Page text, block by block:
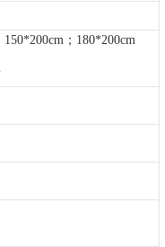
；180*200cm